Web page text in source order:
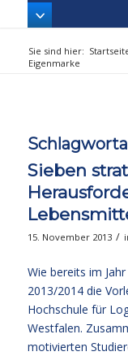
Sie sind hier:
Eigenmarke
Sieben
15. November 2013 /
Wie bereits im
2013/2014 die
Hochschule für
Westfalen.
motivierten